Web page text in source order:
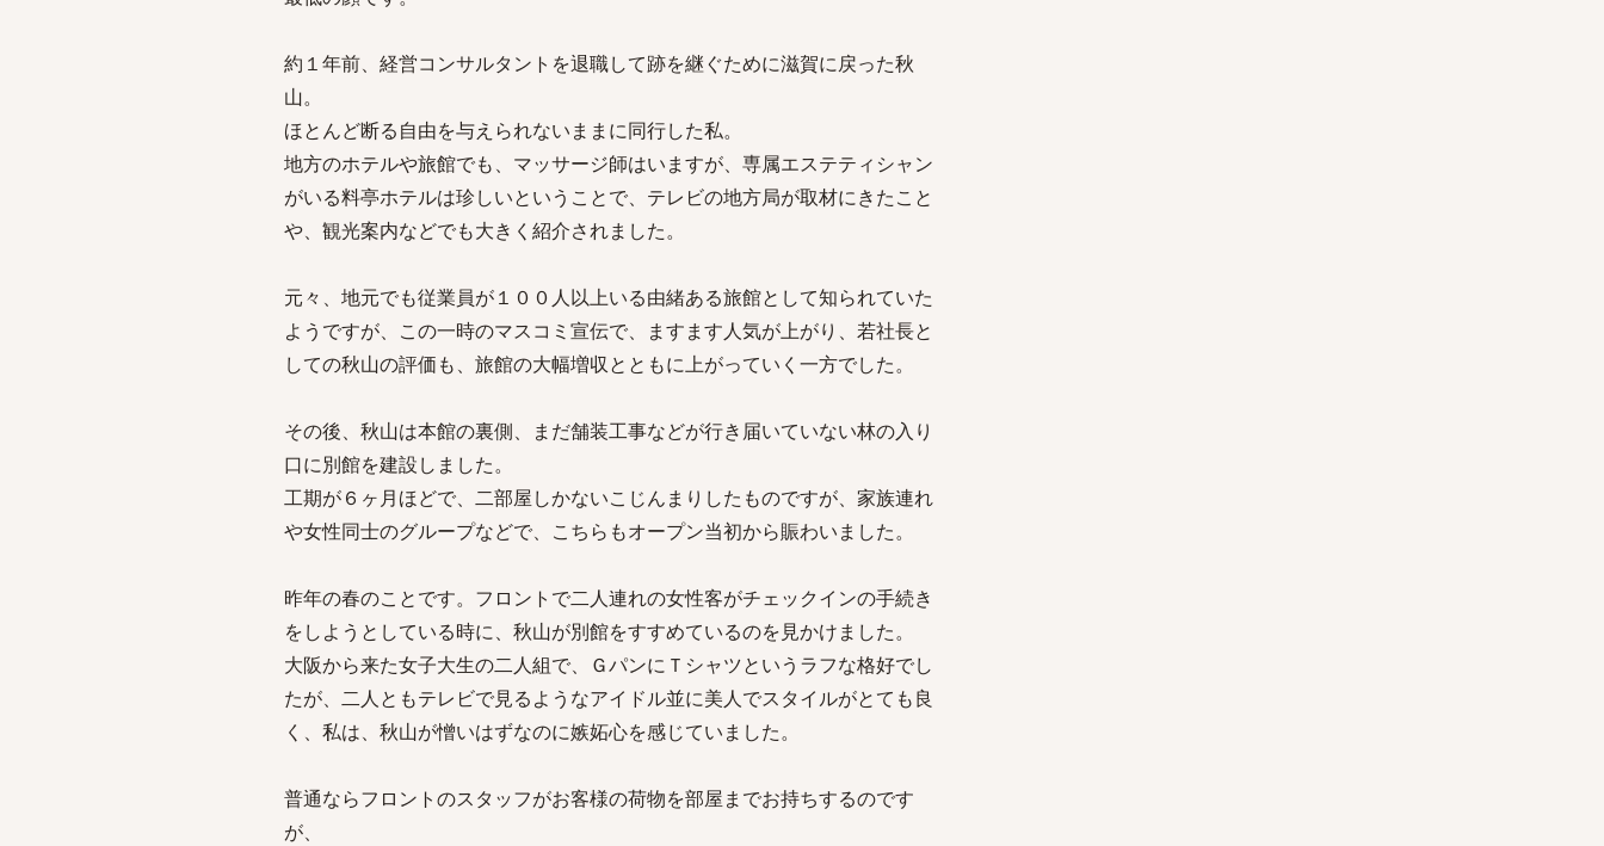
約１年前、経営コンサルタントを退職して跡を継ぐために滋賀に戻った秋
山。
ほとんど断る自由を与えられないままに同行した私。
地方のホテルや旅館でも、マッサージ師はいますが、専属エステティシャン
がいる料亭ホテルは珍しいということで、テレビの地方局が取材にきたこと
や、観光案内などでも大きく紹介されました。
元々、地元でも従業員が１００人以上いる由緒ある旅館として知られていた
ようですが、この一時のマスコミ宣伝で、ますます人気が上がり、若社長と
しての秋山の評価も、旅館の大幅増収とともに上がっていく一方でした。
その後、秋山は本館の裏側、まだ舗装工事などが行き届いていない林の入り
口に別館を建設しました。
工期が６ヶ月ほどで、二部屋しかないこじんまりしたものですが、家族連れ
や女性同士のグループなどで、こちらもオープン当初から賑わいました。
昨年の春のことです。フロントで二人連れの女性客がチェックインの手続き
をしようとしている時に、秋山が別館をすすめているのを見かけました。
大阪から来た女子大生の二人組で、ＧパンにＴシャツというラフな格好でし
たが、二人ともテレビで見るようなアイドル並に美人でスタイルがとても良
く、私は、秋山が憎いはずなのに嫉妬心を感じていました。
普通ならフロントのスタッフがお客様の荷物を部屋までお持ちするのです
が、